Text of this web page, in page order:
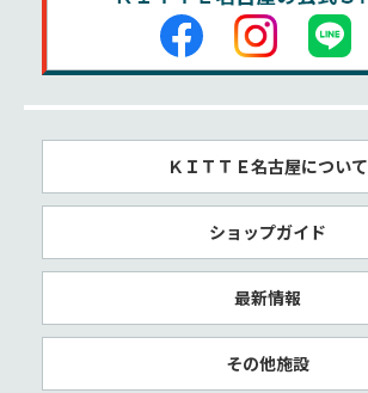
ＫＩＴＴＥ名古屋について
ショップガイド
最新情報
その他施設